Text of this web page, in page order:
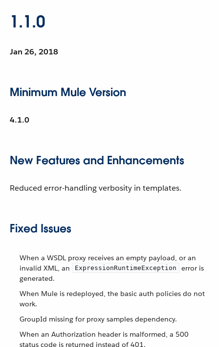
1.1.0
Jan 26, 2018
Minimum Mule Version
4.1.0
New Features and Enhancements
Reduced error-handling verbosity in templates.
Fixed Issues
When a WSDL proxy receives an empty payload, or an
invalid XML, an
ExpressionRuntimeException
error is
generated.
When Mule is redeployed, the basic auth policies do not
work.
GroupId missing for proxy samples dependency.
When an Authorization header is malformed, a 500
status code is returned instead of 401.